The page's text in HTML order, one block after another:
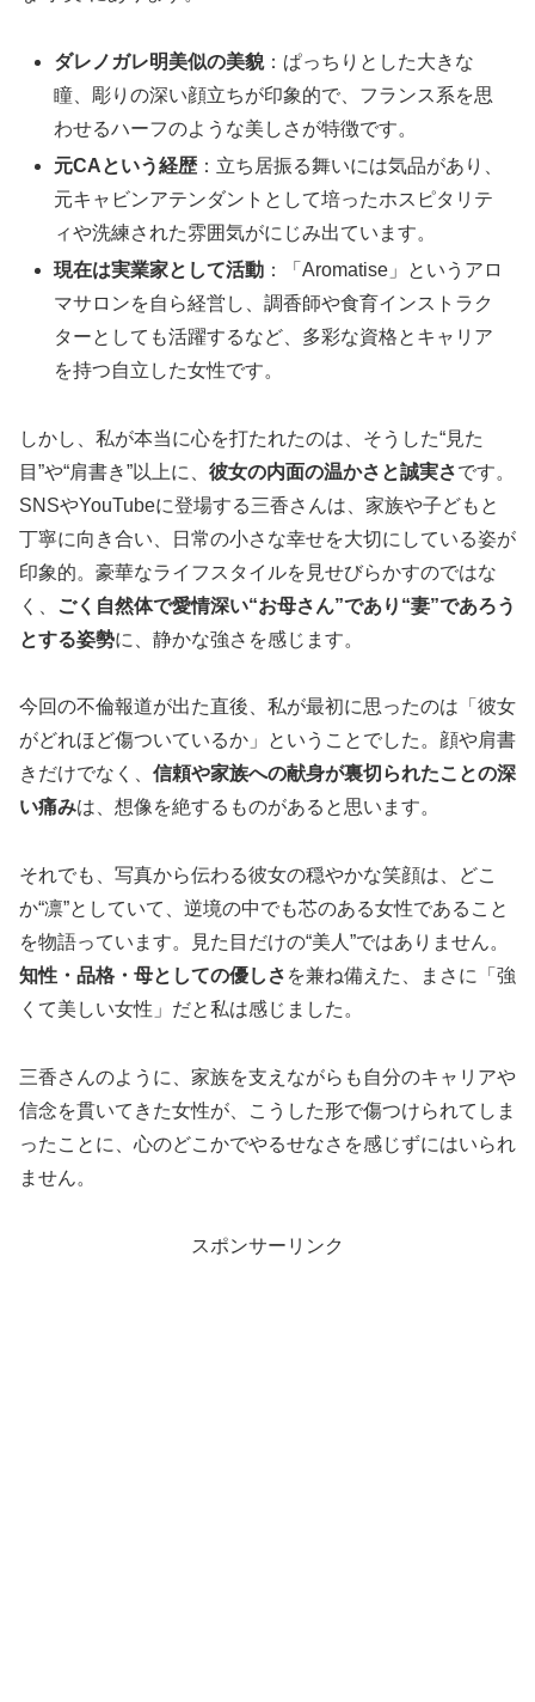
ダレノガレ明美似の美貌：ぱっちりとした大きな
瞳、彫りの深い顔立ちが印象的で、フランス系を思
わせるハーフのような美しさが特徴です。
元CAという経歴 ：立ち居振る舞いには気品があり、
元キャビンアテンダントとして培ったホスピタリテ
ィや洗練された雰囲気がにじみ出ています。
現在は実業家として活動 ：「Aromatise」というアロ
マサロンを自ら経営し、調香師や食育インストラク
ターとしても活躍するなど、多彩な資格とキャリア
を持つ自立した女性です。
しかし、私が本当に心を打たれたのは、そうした“見た
目”や“肩書き”以上に、 彼女の内面の温かさと誠実さです。
SNSやYouTubeに登場する三香さんは、家族や子どもと
丁寧に向き合い、日常の小さな幸せを大切にしている姿が
印象的。豪華なライフスタイルを見せびらかすのではな
く、
ごく自然体で愛情深い“お母さん”であり“妻”であろう
とする姿勢に、静かな強さを感じます。
今回の不倫報道が出た直後、私が最初に思ったのは「彼女
がどれほど傷ついているか」ということでした。顔や肩書
きだけでなく、 信頼や家族への献身が裏切られたことの深
い痛みは、想像を絶するものがあると思います。
それでも、写真から伝わる彼女の穏やかな笑顔は、どこ
か“凛”としていて、逆境の中でも芯のある女性であること
を物語っています。見た目だけの“美人”ではありません。
知性・品格・母としての優しさ を兼ね備えた、まさに「強
くて美しい女性」だと私は感じました。
三香さんのように、家族を支えながらも自分のキャリアや
信念を貫いてきた女性が、こうした形で傷つけられてしま
ったことに、心のどこかでやるせなさを感じずにはいられ
ません。
スポンサーリンク